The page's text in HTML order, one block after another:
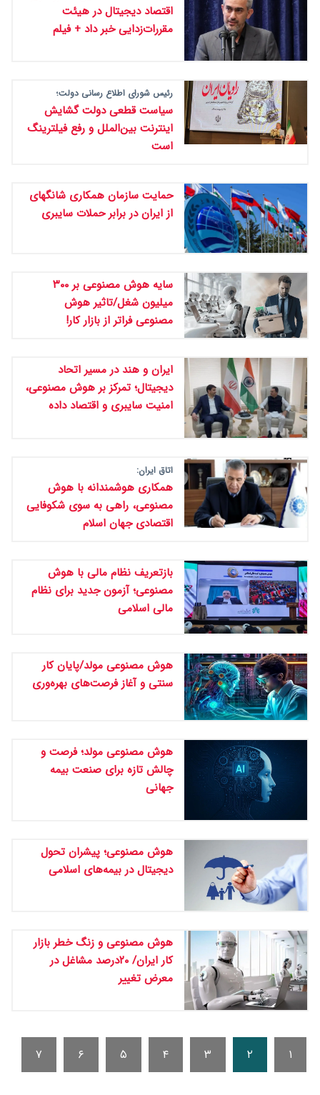
اقتصاد دیجیتال در هیئت
مقررات‌زدایی خبر داد + فیلم
رئیس شورای اطلاع رسانی دولت؛
سیاست قطعی دولت گشایش
اینترنت بین‌الملل و رفع فیلترینگ
است
حمایت سازمان همکاری شانگهای
از ایران در برابر حملات سایبری
سایه هوش مصنوعی بر ۳۰۰
میلیون شغل/تاثیر هوش
مصنوعی فراتر از بازار کار!
ایران و هند در مسیر اتحاد
دیجیتال؛ تمرکز بر هوش مصنوعی،
امنیت سایبری و اقتصاد داده
اتاق ایران:
همکاری هوشمندانه با هوش
مصنوعی، راهی به سوی شکوفایی
اقتصادی جهان اسلام
بازتعریف نظام مالی با هوش
مصنوعی؛ آزمون جدید برای نظام
مالی اسلامی
هوش مصنوعی مولد/پایان کار
سنتی و آغاز فرصت‌های بهره‌وری
هوش مصنوعی مولد؛ فرصت و
چالش تازه برای صنعت بیمه
جهانی
هوش مصنوعی؛ پیشران تحول
دیجیتال در بیمه‌های اسلامی
هوش مصنوعی و زنگ خطر بازار
کار ایران/ ۲۰درصد مشاغل در
معرض تغییر
۱ ۲ ۳ ۴ ۵ ۶ ۷